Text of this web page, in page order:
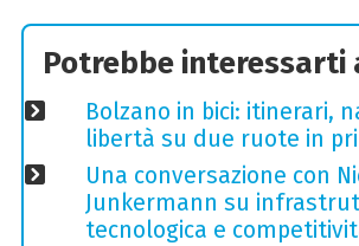
Potrebbe interessarti
Bolzano in bici: itinerari,
libertà su due ruote in
Una conversazione con
Junkermann su
tecnologica e